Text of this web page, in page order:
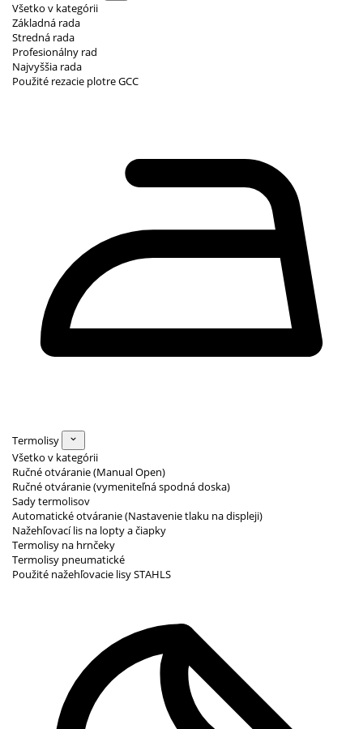
Všetko v kategórii
Základná rada
Stredná rada
Profesionálny rad
Najvyššia rada
Použité rezacie plotre GCC
Termolisy
Všetko v kategórii
Ručné otváranie (Manual Open)
Ručné otváranie (vymeniteľná spodná doska)
Sady termolisov
Automatické otváranie (Nastavenie tlaku na displeji)
Nažehľovací lis na lopty a čiapky
Termolisy na hrnčeky
Termolisy pneumatické
Použité nažehľovacie lisy STAHLS